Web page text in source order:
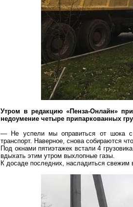
Утром в редакцию «Пенза-Онлайн»
недоумение четыре припаркованных
— Не успели мы оправиться от шока с
транспорт. Наверное, снова собираются
Под окнами пятиэтажек встали 4
вдыхать этим утром выхлопные газы.
К досаде последних, насладиться свежим